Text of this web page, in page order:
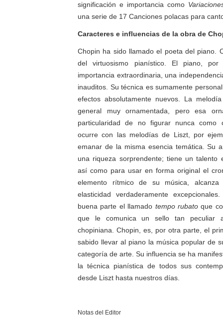
significación e importancia como
una serie de 17 Canciones polacas para
Caracteres e influencias de la obra de
Chopin ha sido llamado el poeta del piano.
del virtuosismo pianístico. El piano, por
importancia extraordinaria, una
inauditos. Su técnica es sumamente
efectos absolutamente nuevos. La
general muy ornamentada, pero esa
particularidad de no figurar nunca como
ocurre con las melodías de Liszt, por
emanar de la misma esencia temática. Su
una riqueza sorprendente; tiene un talento
así como para usar en forma original el
elemento rítmico de su música,
elasticidad verdaderamente
buena parte el llamado temporubato que
que le comunica un sello tan peculiar
chopiniana . Chopin, es, por otra parte, el
sabido llevar al piano la música popular de
categoría de arte. Su influencia se ha
la técnica pianística de todos sus
desde Liszt hasta nuestros días.
Notas del Editor